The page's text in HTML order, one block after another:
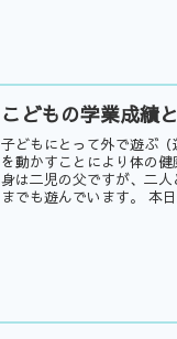
こどもの学業成績
子どもにとって外で遊ぶ
を動かすことにより体の
身は二児の父ですが、二
までも遊んでいます。 本